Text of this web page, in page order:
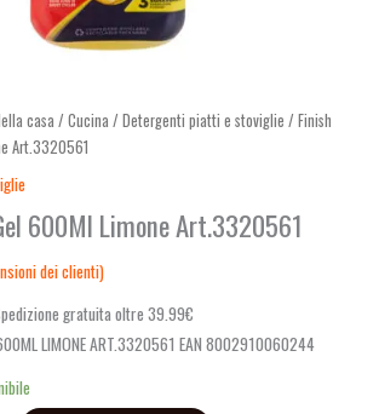
casa / Cucina / Detergenti piatti e stoviglie / Finish
Art.3320561
600Ml Limone Art.3320561
dei clienti)
gratuita oltre 39.99€
LIMONE ART.3320561 EAN 8002910060244